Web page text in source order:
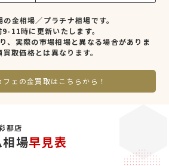
金相場／プラチナ相場です。
11時に更新いたします。
、実際の市場相場と異なる場合がありま
買取価格とは異なります。
フェの金買取はこちらから！
都店
場早見表